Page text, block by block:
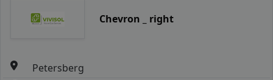
Chevron _ right
Petersberg